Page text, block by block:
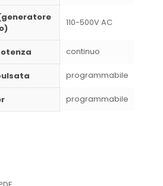
110-500V AC
continuo
programmabile
programmabile